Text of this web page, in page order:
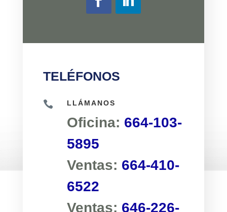
TELÉFONOS
 LLÁMANOS
Oficina: 664-103-
5895
Ventas: 664-410-
6522
Ventas: 646-226-